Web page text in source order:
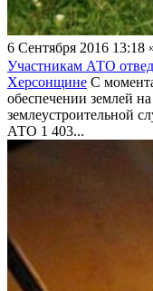
6 Сентября 2016 13:18
Участникам АТО
Херсонщине С
обеспечении землей
землеустроительной
АТО 1 403...